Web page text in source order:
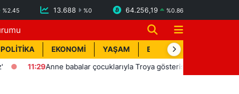
%2.45 13.688 %0 64.256,19 %0.86
POLİTİKA EKONOMİ YAŞAM BİK İLAN
Anne babalar çocuklarıyla Troya gösterisinde sahne aldı